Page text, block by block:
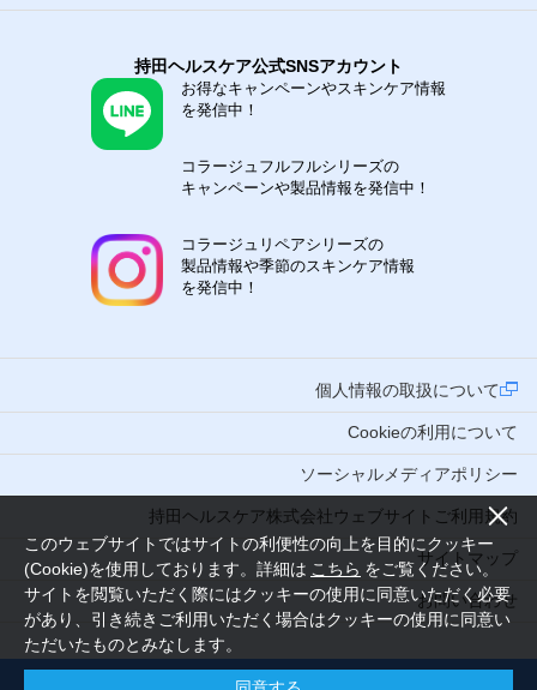
このウェブサイトではサイトの利便性の向上を目的にクッキー
(Cookie)を使用しております。詳細は こちら をご覧ください。
サイトを閲覧いただく際にはクッキーの使用に同意いただく必要
があり、引き続きご利用いただく場合はクッキーの使用に同意い
ただいたものとみなします。
持田ヘルスケア公式SNSアカウント
お得なキャンペーンやスキンケア情報
を発信中！
コラージュフルフルシリーズの
キャンペーンや製品情報を発信中！
コラージュリペアシリーズの
製品情報や季節のスキンケア情報
を発信中！
個人情報の取扱について
Cookieの利用について
ソーシャルメディアポリシー
持田ヘルスケア株式会社ウェブサイトご利用規約
サイトマップ
お問い合わせ